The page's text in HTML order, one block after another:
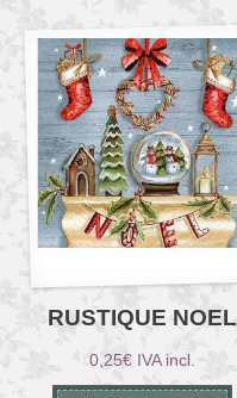
RUSTIQUE NOEL
0,25€ IVA incl.